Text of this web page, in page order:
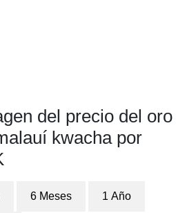
del precio del oro
kwacha por
6 Meses 1 Año